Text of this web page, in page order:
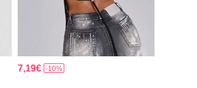
7,19€ -10%